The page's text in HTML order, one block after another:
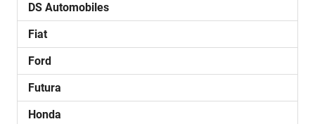
DS Automobiles
Fiat
Ford
Futura
Honda